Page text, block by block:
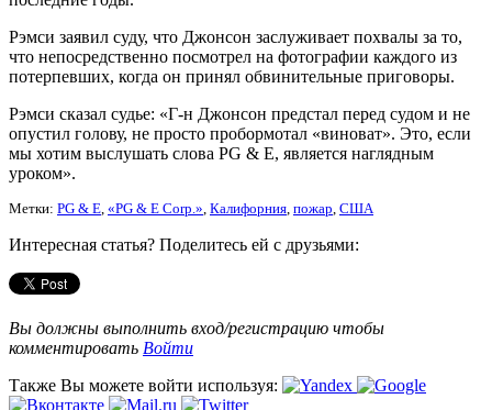
Рэмси заявил суду, что Джонсон заслуживает похвалы за то,
что непосредственно посмотрел на фотографии каждого из
потерпевших, когда он принял обвинительные приговоры.
Рэмси сказал судье: «Г-н Джонсон предстал перед судом и не
опустил голову, не просто пробормотал «виноват». Это, если
мы хотим выслушать слова PG & E, является наглядным
уроком».
Метки: PG & E, «PG & E Corp.», Калифорния, пожар, США
Интересная статья? Поделитесь ей с друзьями:
Вы должны выполнить вход/регистрацию чтобы
комментировать Войти
Также Вы можете войти используя: